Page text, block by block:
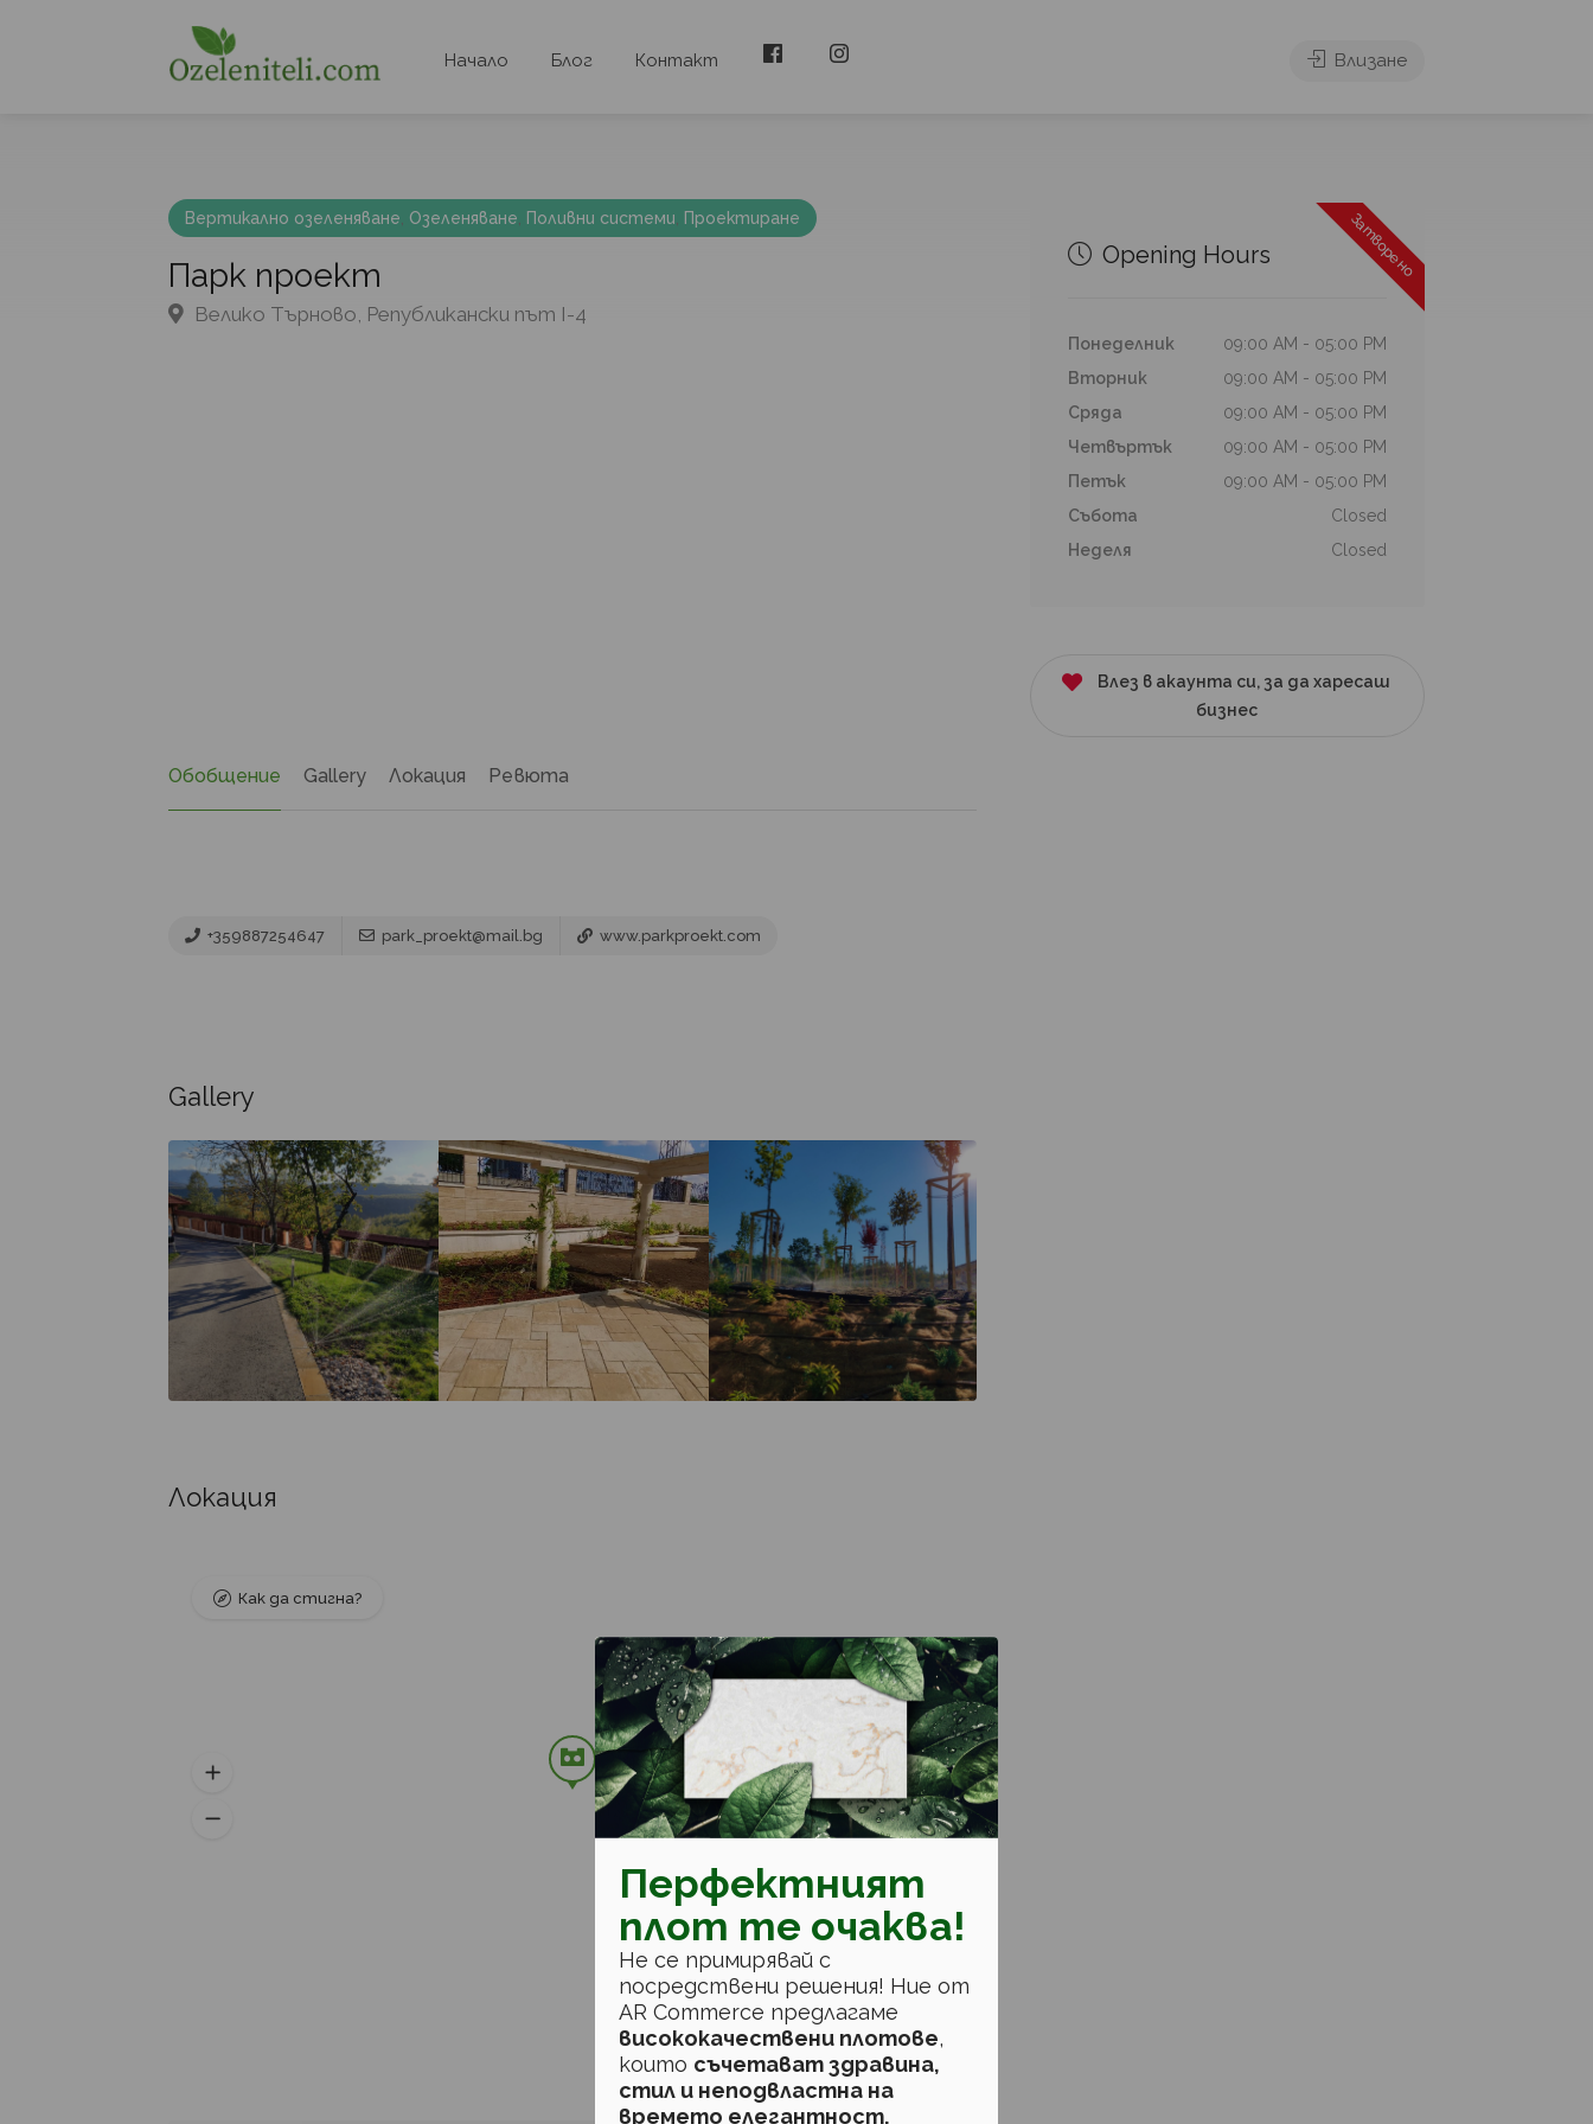
Перфектният
плот те очаква!
Не се примирявай с
посредствени решения! Ние от
AR Commerce предлагаме
висококачествени плотове,
които съчетават здравина,
стил и неподвластна на
времето елегантност.
Начало Блог Контакт Влизане
Вертикално озеленяване Озеленяване Поливни системи Проектиране
Парк проект
Велико Търново, Републикански път I-4
Обобщение Gallery Локация Ревюта
+359887254647 park_proekt@mail.bg www.parkproekt.com
Gallery
Локация
Как да стигна?
Затворено
Opening Hours
Понеделник
09:00 AM - 05:00 PM
Вторник
09:00 AM - 05:00 PM
Сряда
09:00 AM - 05:00 PM
Четвъртък
09:00 AM - 05:00 PM
Петък
09:00 AM - 05:00 PM
Събота
Closed
Неделя
Closed
Влез в акаунта си, за да харесаш
бизнес